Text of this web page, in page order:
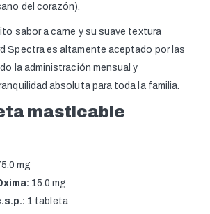
del corazón).
sabor a carne y su suave textura
Spectra es altamente aceptado por las
la administración mensual y
absoluta para toda la familia.
masticable
mg
15.0 mg
1 tableta